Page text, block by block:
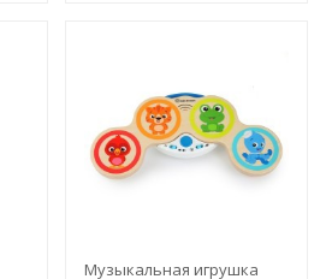
Музыкальная игрушка